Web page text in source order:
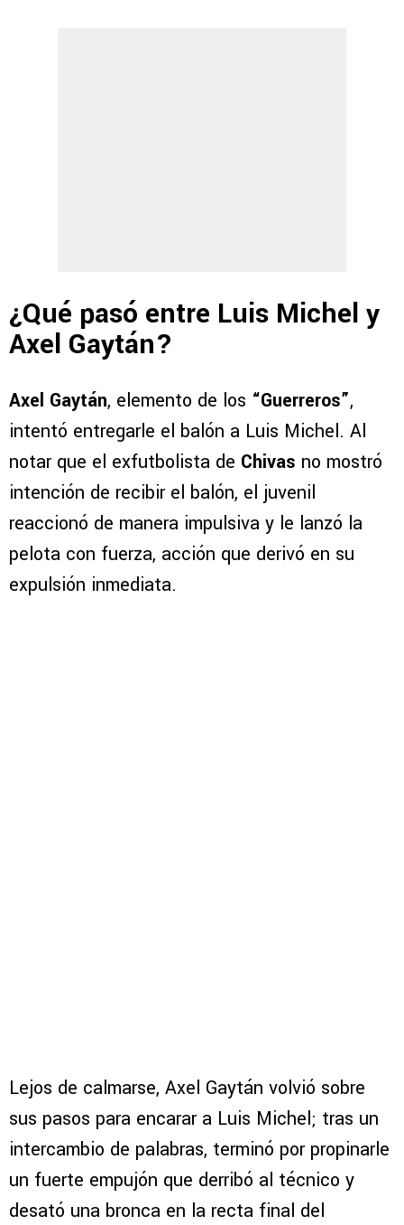
¿Qué pasó entre Luis Michel y
Axel Gaytán?
Axel Gaytán, elemento de los “Guerreros”,
intentó entregarle el balón a Luis Michel. Al
notar que el exfutbolista de Chivas no mostró
intención de recibir el balón, el juvenil
reaccionó de manera impulsiva y le lanzó la
pelota con fuerza, acción que derivó en su
expulsión inmediata.
Lejos de calmarse, Axel Gaytán volvió sobre
sus pasos para encarar a Luis Michel; tras un
intercambio de palabras, terminó por propinarle
un fuerte empujón que derribó al técnico y
desató una bronca en la recta final del